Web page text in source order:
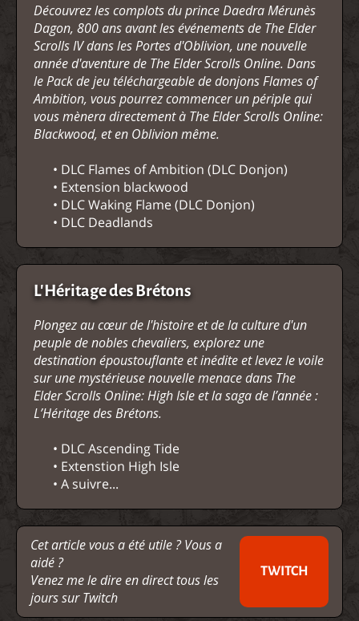
Découvrez les complots du prince Daedra Mérunès
Dagon, 800 ans avant les événements de The Elder
Scrolls IV dans les Portes d'Oblivion, une nouvelle
année d'aventure de The Elder Scrolls Online. Dans
le Pack de jeu téléchargeable de donjons Flames of
Ambition, vous pourrez commencer un périple qui
vous mènera directement à The Elder Scrolls Online:
Blackwood, et en Oblivion même.
• DLC Flames of Ambition (DLC Donjon)
• Extension blackwood
• DLC Waking Flame (DLC Donjon)
• DLC Deadlands
L'Héritage des Brétons
Plongez au cœur de l'histoire et de la culture d'un
peuple de nobles chevaliers, explorez une
destination époustouflante et inédite et levez le voile
sur une mystérieuse nouvelle menace dans The
Elder Scrolls Online: High Isle et la saga de l’année :
L’Héritage des Brétons.
• DLC Ascending Tide
• Extenstion High Isle
• A suivre...
Cet article vous a été utile ? Vous a
aidé ?
Venez me le dire en direct tous les
jours sur Twitch
TWITCH